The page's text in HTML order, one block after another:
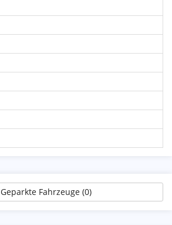
Geparkte Fahrzeuge (0)